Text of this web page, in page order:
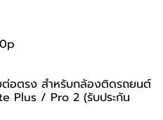
ต่อตรง สำหรับกล้องติดรถยนต์
Plus / Pro 2 (รับประกัน